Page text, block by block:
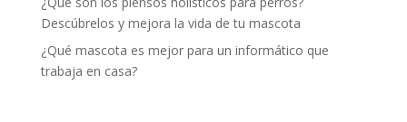
Descúbrelos y mejora la vida de tu mascota
¿Qué mascota es mejor para un informático que
trabaja en casa?